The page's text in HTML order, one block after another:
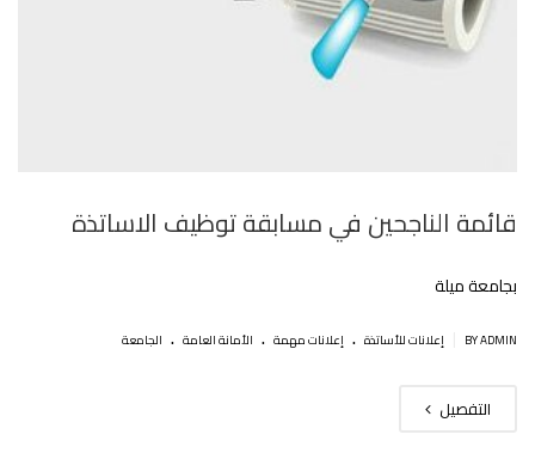
قائمة الناجحين في مسابقة توظيف الاساتذة
بجامعة ميلة
BY ADMIN إعلانات للأساتذة . إعلانات مهمة . اﻷمانة العامة . الجامعة
التفصيل